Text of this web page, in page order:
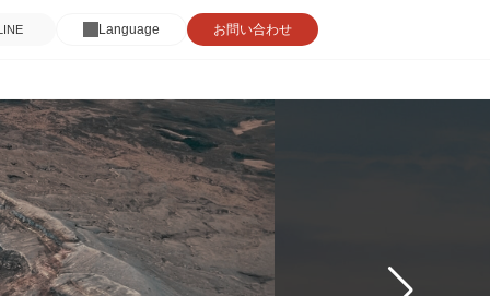
Language お問い合わせ